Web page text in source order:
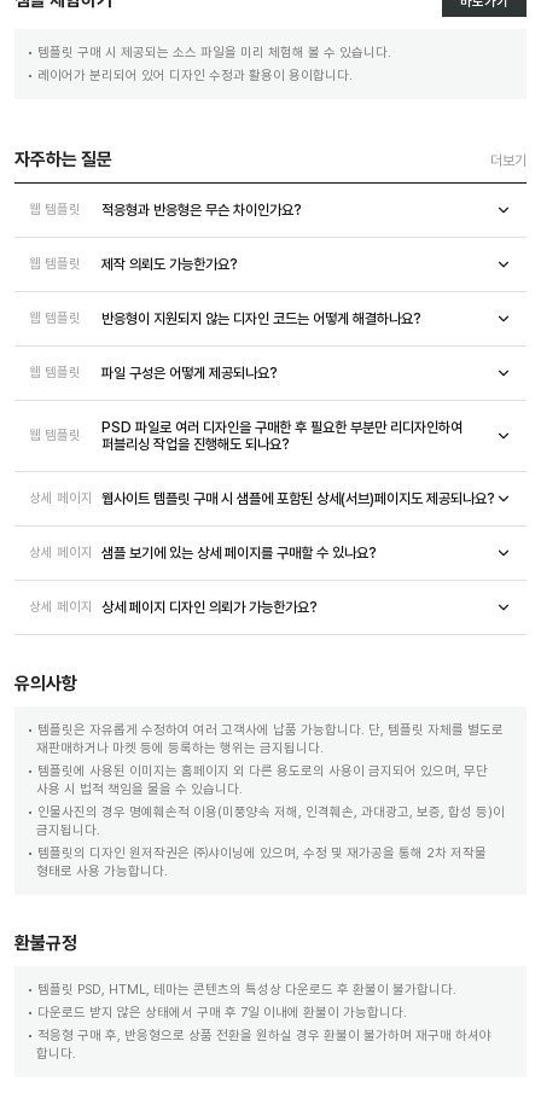
템플릿 구매 시 제공되는 소스 파일을 미리 체험해 볼 수 있습니다.
레이어가 분리되어 있어 디자인 수정과 활용이 용이합니다.
자주하는 질문 더보기
웹 템플릿 적응형과 반응형은 무슨 차이인가요?
웹 템플릿 제작 의뢰도 가능한가요?
웹 템플릿 반응형이 지원되지 않는 디자인 코드는 어떻게 해결하나요?
웹 템플릿 파일 구성은 어떻게 제공되나요?
웹 템플릿
PSD 파일로 여러 디자인을 구매한 후 필요한 부분만 리디자인하여
퍼블리싱 작업을 진행해도 되나요?
상세 페이지 웹사이트 템플릿 구매 시 샘플에 포함된 상세(서브)페이지도 제공되나요?
상세 페이지 샘플 보기에 있는 상세 페이지를 구매할 수 있나요?
상세 페이지 상세 페이지 디자인 의뢰가 가능한가요?
유의사항
템플릿은 자유롭게 수정하여 여러 고객사에 납품 가능합니다. 단, 템플릿 자체를 별도로
재판매하거나 마켓 등에 등록하는 행위는 금지됩니다.
템플릿에 사용된 이미지는 홈페이지 외 다른 용도로의 사용이 금지되어 있으며, 무단
사용 시 법적 책임을 물을 수 있습니다.
인물사진의 경우 명예훼손적 이용(미풍양속 저해, 인격훼손, 과대광고, 보증, 합성 등)이
금지됩니다.
템플릿의 디자인 원저작권은 ㈜샤이닝에 있으며, 수정 및 재가공을 통해 2차 저작물
형태로 사용 가능합니다.
환불규정
템플릿 PSD, HTML, 테마는 콘텐츠의 특성상 다운로드 후 환불이 불가합니다.
다운로드 받지 않은 상태에서 구매 후 7일 이내에 환불이 가능합니다.
적응형 구매 후, 반응형으로 상품 전환을 원하실 경우 환불이 불가하며 재구매 하셔야
합니다.